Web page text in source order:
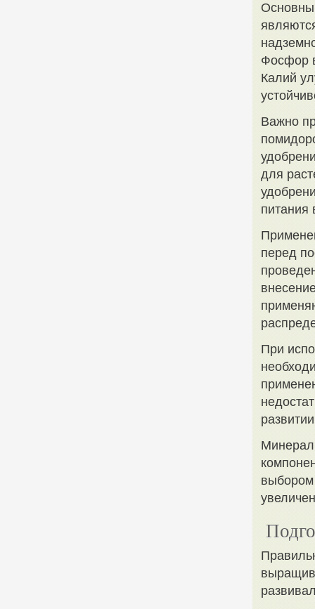
Фосфор
Калий
Важно
для
питания
перед
При
выбором